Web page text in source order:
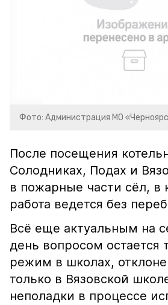
Фото: Администрация МО
После посещения
Солодниках, Подах и
в пожарные части сёл, в
работа ведется без
Всё еще актуальным на
день вопросом остается
режим в школах,
только в Вязовской
неполадки в процессе